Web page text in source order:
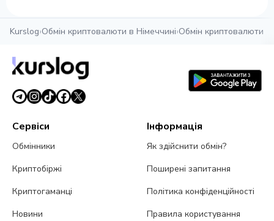
Kurslog›Обмін криптовалюти в Німеччині›Обмін криптовалюти в
Сервіси
Обмінники
Криптобіржі
Криптогаманці
Новини
Інформація
Як здійснити обмін?
Поширені запитання
Політика конфіденційності
Правила користування